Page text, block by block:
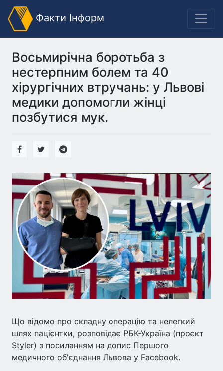
Факти Інформ
Восьмирічна боротьба з
нестерпним болем та 40
хірургічних втручань: у Львові
медики допомогли жінці
позбутися мук.
Що відомо про складну операцію та нелегкий
шлях пацієнтки, розповідає РБК-Україна (проєкт
Styler) з посиланням на допис Першого
медичного об'єднання Львова у Facebook.